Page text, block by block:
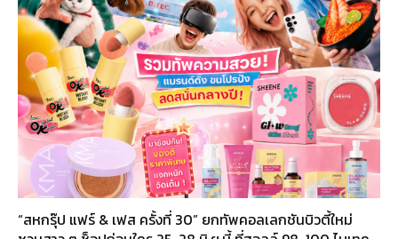
“สหกรุ๊ป แฟร์ & เฟส ครั้งที่ 30” ยกทัพคอลเลกชันบิวตี้ใหม่